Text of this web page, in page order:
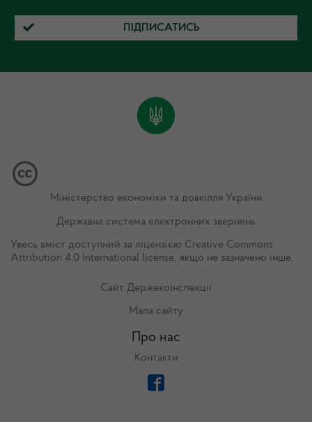
ПІДПИСАТИСЬ
Міністерство економіки та довкілля України
Державна система електронних звернень
Увесь вміст доступний за ліцензією Creative Commons
Attribution 4.0 International license, якщо не зазначено інше.
Сайт Держекоінспекції
Мапа сайту
Про нас
Контакти